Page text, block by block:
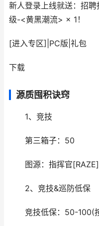
新人登录上线就送：招
级-<黄黑潮流> × 1！
[进入专区] PC版 礼包
下载
源质囤积诀窍
1、竞技
第三箱子：50
图源：指挥官[RAZE]
2、竞技&巡防低保
竞技低保：50-100(